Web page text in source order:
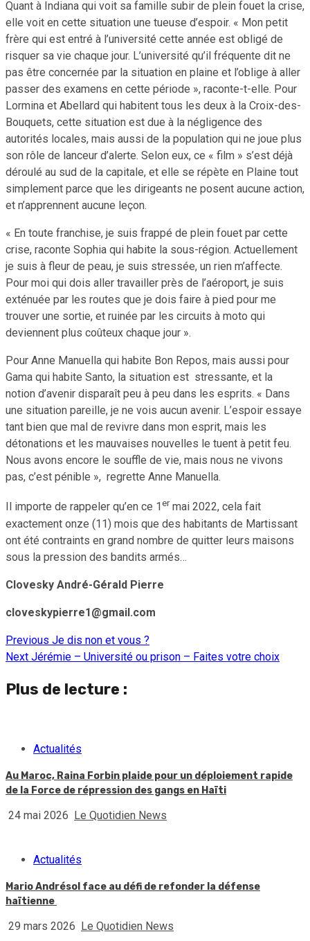
Quant à Indiana qui voit sa famille subir de plein fouet la crise,
elle voit en cette situation une tueuse d’espoir. « Mon petit
frère qui est entré à l’université cette année est obligé de
risquer sa vie chaque jour. L’université qu’il fréquente dit ne
pas être concernée par la situation en plaine et l’oblige à aller
passer des examens en cette période », raconte-t-elle. Pour
Lormina et Abellard qui habitent tous les deux à la Croix-des-
Bouquets, cette situation est due à la négligence des
autorités locales, mais aussi de la population qui ne joue plus
son rôle de lanceur d’alerte. Selon eux, ce « film » s’est déjà
déroulé au sud de la capitale, et elle se répète en Plaine tout
simplement parce que les dirigeants ne posent aucune action,
et n’apprennent aucune leçon.
« En toute franchise, je suis frappé de plein fouet par cette
crise, raconte Sophia qui habite la sous-région. Actuellement
je suis à fleur de peau, je suis stressée, un rien m’affecte.
Pour moi qui dois aller travailler près de l’aéroport, je suis
exténuée par les routes que je dois faire à pied pour me
trouver une sortie, et ruinée par les circuits à moto qui
deviennent plus coûteux chaque jour ».
Pour Anne Manuella qui habite Bon Repos, mais aussi pour
Gama qui habite Santo, la situation est stressante, et la
notion d’avenir disparaît peu à peu dans les esprits. « Dans
une situation pareille, je ne vois aucun avenir. L’espoir essaye
tant bien que mal de revivre dans mon esprit, mais les
détonations et les mauvaises nouvelles le tuent à petit feu.
Nous avons encore le souffle de vie, mais nous ne vivons
pas, c’est pénible », regrette Anne Manuella.
Il importe de rappeler qu’en ce 1 er mai 2022, cela fait
exactement onze (11) mois que des habitants de Martissant
ont été contraints en grand nombre de quitter leurs maisons
sous la pression des bandits armés…
Clovesky André-Gérald Pierre
cloveskypierre1@gmail.com
Continue
Reading
Previous Je dis non et vous ?
Next Jérémie – Université ou prison – Faites votre choix
Plus de lecture :
Actualités
Au Maroc, Raina Forbin plaide pour un déploiement rapide
de la Force de répression des gangs en Haïti
24 mai 2026 Le Quotidien News
Actualités
Mario Andrésol face au défi de refonder la défense
haïtienne
29 mars 2026 Le Quotidien News